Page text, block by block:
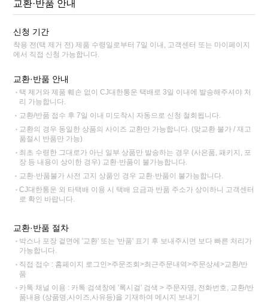
교환·반품 안내
신청 기간
착용 전(택 제거 전) 제품 수령일로부터 7일 이내, 고객센터 또는 마이페이지
에서 직접 신청 가능합니다.
교환·반품 안내
택 제거와 제품 훼손 없이 CJ대한통운 택배로 3일 이내에 발송해주셔야 처
리 가능합니다.
교환/반품 접수 후 7일 이내 미도착시 자동으로 신청 철회됩니다.
교환의 경우 동일한 상품의 사이즈 교환만 가능합니다. (맞교환 불가 / 재고
품절시 반품만 가능)
최초 수령한 그대로가 아닌 일부 상품만 발송하는 경우 (사은품, 패키지, 포
장 등 내용이 상이한 경우) 교환·반품이 불가능합니다.
교환·반품불가 사전 고지 상품인 경우 교환·반품이 불가능합니다.
CJ대한통운 외 타택배 이용 시 택배 요금과 반품 주소가 상이하니 고객센터
로 확인 바랍니다.
교환·반품 절차
박스나 포장 겉면에 '교환' 또는 '반품' 표기 후 보내주시면 보다 빠른 처리가
가능합니다.
직접 접수 : 홈페이지 로그인>주문조회>최근주문내역>주문상세>교환/반
품
카톡 채널 이용 : 카톡 검색창에 '록시걸' 검색 > 주문자명, 전화번호, 교환/반
품내용 (상품명,사이즈,사유등)을 기재하여 메시지 보내기